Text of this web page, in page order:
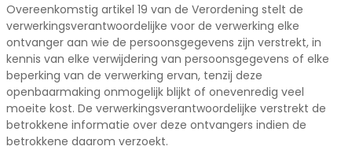
Overeenkomstig artikel 19 van de Verordening stelt de
verwerkingsverantwoordelijke voor de verwerking elke
ontvanger aan wie de persoonsgegevens zijn verstrekt, in
kennis van elke verwijdering van persoonsgegevens of elke
beperking van de verwerking ervan, tenzij deze
openbaarmaking onmogelijk blijkt of onevenredig veel
moeite kost. De verwerkingsverantwoordelijke verstrekt de
betrokkene informatie over deze ontvangers indien de
betrokkene daarom verzoekt.